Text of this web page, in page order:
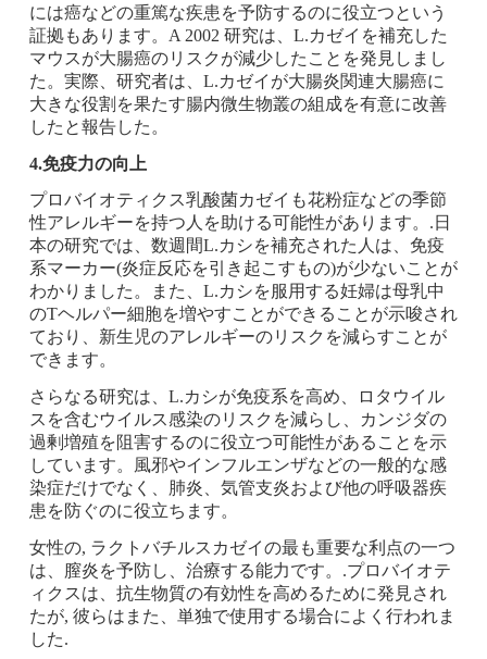
には癌などの重篤な疾患を予防するのに役立つという
証拠もあります。A 2002 研究は、L.カゼイを補充した
マウスが大腸癌のリスクが減少したことを発見しまし
た。実際、研究者は、L.カゼイが大腸炎関連大腸癌に
大きな役割を果たす腸内微生物叢の組成を有意に改善
したと報告した。
4.免疫力の向上
プロバイオティクス乳酸菌カゼイも花粉症などの季節
性アレルギーを持つ人を助ける可能性があります。.日
本の研究では、数週間L.カシを補充された人は、免疫
系マーカー(炎症反応を引き起こすもの)が少ないことが
わかりました。また、L.カシを服用する妊婦は母乳中
のTヘルパー細胞を増やすことができることが示唆され
ており、新生児のアレルギーのリスクを減らすことが
できます。
さらなる研究は、L.カシが免疫系を高め、ロタウイル
スを含むウイルス感染のリスクを減らし、カンジダの
過剰増殖を阻害するのに役立つ可能性があることを示
しています。風邪やインフルエンザなどの一般的な感
染症だけでなく、肺炎、気管支炎および他の呼吸器疾
患を防ぐのに役立ちます。
女性の, ラクトバチルスカゼイの最も重要な利点の一つ
は、膣炎を予防し、治療する能力です。.プロバイオテ
ィクスは、抗生物質の有効性を高めるために発見され
たが, 彼らはまた、単独で使用する場合によく行われま
した.